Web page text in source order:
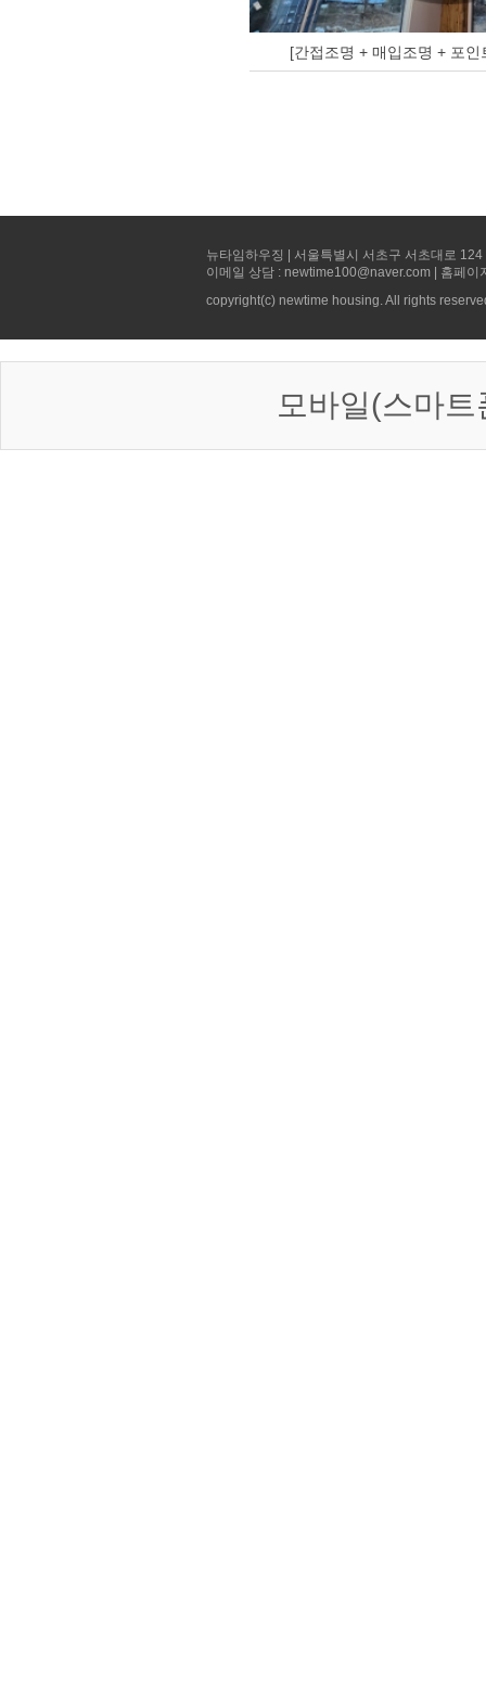
[간접조명 + 매입조명 + 포
뉴타임하우징 | 서울특별시 서초구 서초대로
이메일 상담 : newtime100@naver.com | 홈페
copyright(c) newtime housing. All rights
모바일(스마